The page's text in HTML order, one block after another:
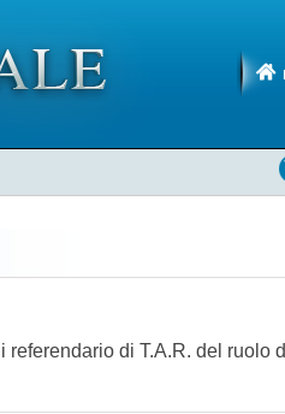
di T.A.R. del ruolo